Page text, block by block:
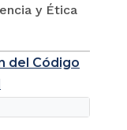
y Ética
del Código